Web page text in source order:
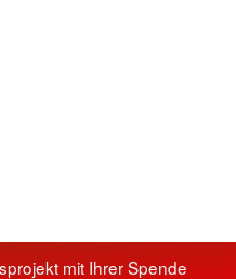
mit Ihrer Spende